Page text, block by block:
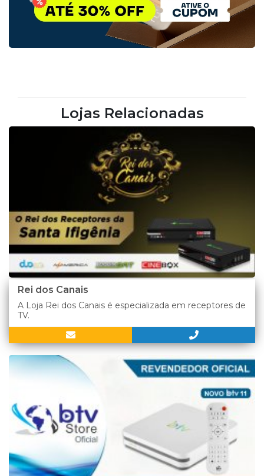
Lojas Relacionadas
Rei dos Canais
A Loja Rei dos Canais é especializada em receptores de
TV.